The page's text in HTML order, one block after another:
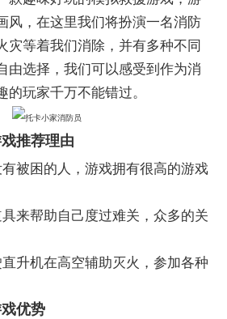
风，在这里我们将扮演一名消防
灾等着我们消除，并有多种不同
由选择，我们可以感受到作为消
的玩家千万不能错过。
推荐理由
被困的人，游戏拥有很高的游戏
来帮助自己度过难关，众多的关
升机在高空辅助灭火，参加各种
优势